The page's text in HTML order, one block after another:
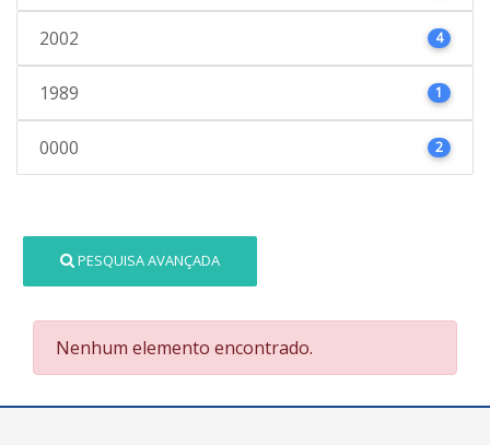
2002 4
1989 1
0000 2
PESQUISA AVANÇADA
Nenhum elemento encontrado.